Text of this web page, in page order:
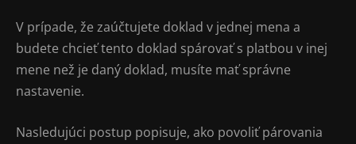
V prípade, že zaúčtujete doklad v jednej mena a
budete chcieť tento doklad spárovať s platbou v inej
mene než je daný doklad, musíte mať správne
nastavenie.
Nasledujúci postup popisuje, ako povoliť párovania